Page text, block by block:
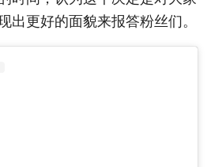
出更好的面貌来报答粉丝们。